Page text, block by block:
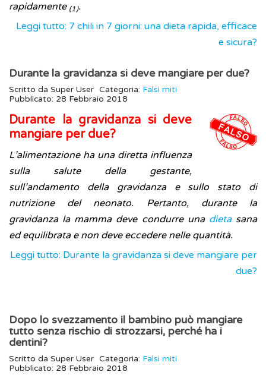
rapidamente (1).
Leggi tutto: 7 chili in 7 giorni: una dieta rapida, efficace
e sicura?
Durante la gravidanza si deve mangiare per due?
Scritto da Super User Categoria: Falsi miti
Pubblicato: 28 Febbraio 2018
Durante la gravidanza si deve
mangiare per due?
L’alimentazione ha una diretta influenza
sulla salute della gestante,
sull’andamento della gravidanza e sullo stato di
nutrizione del neonato. Pertanto, durante la
gravidanza la mamma deve condurre una dietasana
ed equilibrata e non deve eccedere nelle quantità.
Leggi tutto: Durante la gravidanza si deve mangiare per
due?
Dopo lo svezzamento il bambino può mangiare
tutto senza rischio di strozzarsi, perché ha i
dentini?
Scritto da Super User Categoria: Falsi miti
Pubblicato: 28 Febbraio 2018